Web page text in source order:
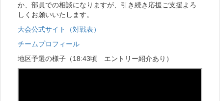
か、部員での相談になりますが、引き続き応援ご支援よろ
しくお願いいたします。
大会公式サイト（対戦表）
チームプロフィール
地区予選の様子（18:43頃 エントリー紹介あり）